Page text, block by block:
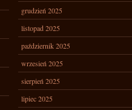
grudzień 2025
listopad 2025
październik 2025
wrzesień 2025
sierpień 2025
lipiec 2025